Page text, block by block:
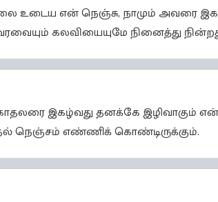
உடைய என் நெஞ்சு, நாமும் அவரை
கலவியையுமே நினைத்து
காதலரை இகழ்வது தனக்கே இழிவாகும்
நெஞ்சம் எண்ணிக் கொண்டிருக்கும்.